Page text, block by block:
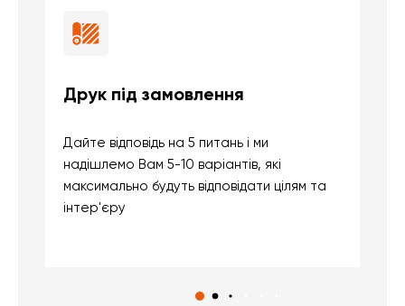
Друк під замовлення
Дайте відповідь на 5 питань і ми
надішлемо Вам 5-10 варіантів, які
максимально будуть відповідати цілям та
інтер'єру